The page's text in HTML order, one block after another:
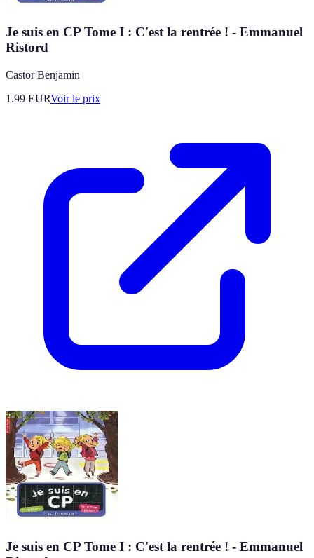
Je suis en CP Tome I : C'est la rentrée ! - Emmanuel
Ristord
Castor Benjamin
1.99 EURVoir le prix
Je suis en CP Tome I : C'est la rentrée ! - Emmanuel